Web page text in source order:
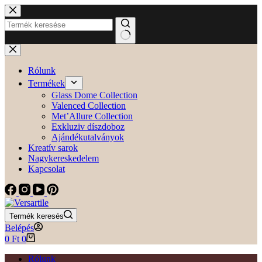
Skip
to
content
No
results
Rólunk
Termékek
Glass Dome Collection
Valenced Collection
Met’Allure Collection
Exkluziv díszdoboz
Ajándékutalványok
Kreatív sarok
Nagykereskedelem
Kapcsolat
Termék keresés
Belépés
Shopping
0 Ft 0
Rólunk